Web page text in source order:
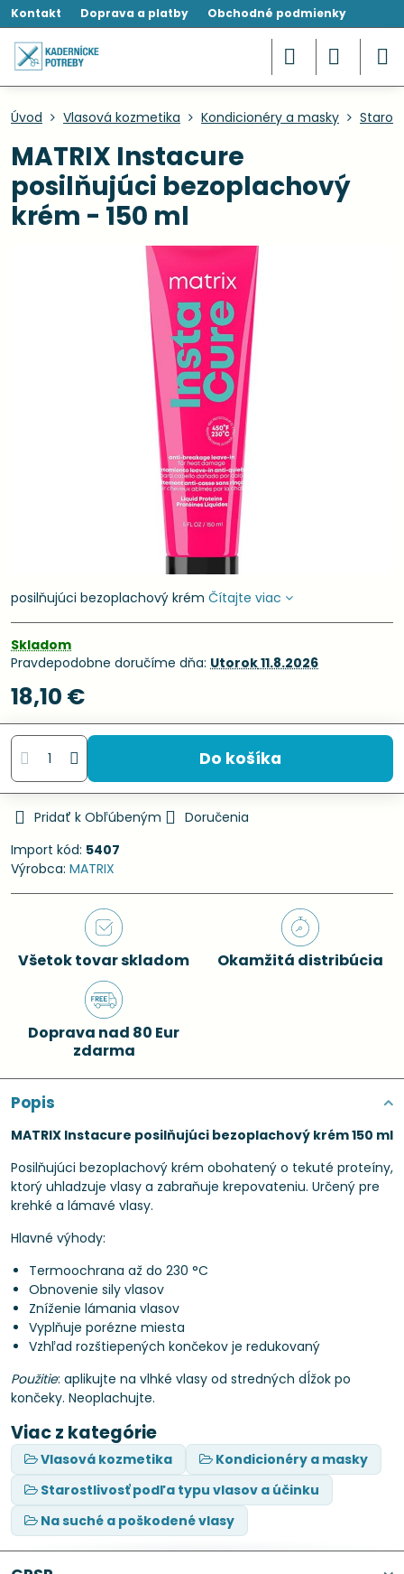
Kontakt Doprava a platby Obchodné podmienky
Úvod Vlasová kozmetika Kondicionéry a masky
MATRIX Instacure
posilňujúci bezoplachový
krém - 150 ml
posilňujúci bezoplachový krém Čítajte viac
Skladom
Pravdepodobne doručíme dňa: Utorok11.8.2026
18,10 €
Do košíka
Pridať k Obľúbeným
Doručenia
Import kód: 5407
Výrobca: MATRIX
Všetok tovar skladom Okamžitá distribúcia
Doprava nad 80 Eur
zdarma
Popis
MATRIX Instacure posilňujúci bezoplachový krém 150 ml
Posilňujúci bezoplachový krém obohatený o tekuté proteíny,
ktorý uhladzuje vlasy a zabraňuje krepovateniu. Určený pre
krehké a lámavé vlasy.
Hlavné výhody:
Termoochrana až do 230 °C
Obnovenie sily vlasov
Zníženie lámania vlasov
Vyplňuje porézne miesta
Vzhľad rozštiepených končekov je redukovaný
Použitie: aplikujte na vlhké vlasy od stredných dĺžok po
končeky. Neoplachujte.
Viac z kategórie
Vlasová kozmetika
Kondicionéry a masky
Starostlivosť podľa typu vlasov a účinku
Na suché a poškodené vlasy